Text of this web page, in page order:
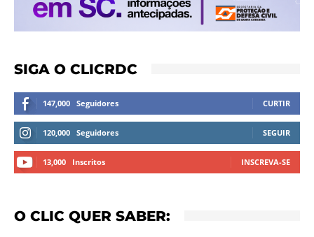
SIGA O CLICRDC
147,000 Seguidores CURTIR
120,000 Seguidores SEGUIR
13,000 Inscritos INSCREVA-SE
O CLIC QUER SABER: